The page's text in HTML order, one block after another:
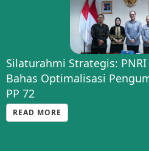
Silaturahmi Strategis:
Bahas Optimalisasi
PP 72
READ MORE